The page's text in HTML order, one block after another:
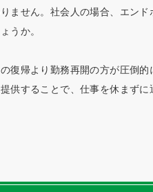
ません。社会人の場合、エンド
うか。
復帰より勤務再開の方が圧倒
供することで、仕事を休まずに